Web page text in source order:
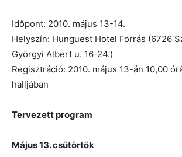
Időpont: 2010. május 13-14.
Helyszín: Hunguest Hotel Forrás (6726
Györgyi Albert u. 16-24.)
Regisztráció: 2010. május 13-án 10,00
halljában
Tervezett program
Május 13. csütörtök